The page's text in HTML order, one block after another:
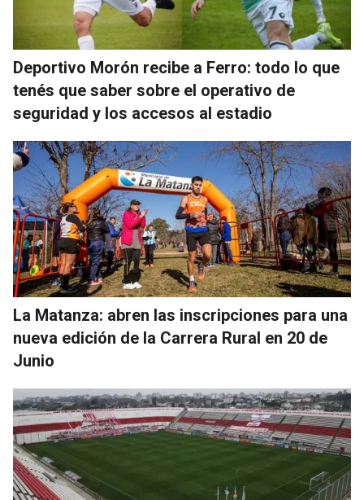
Deportivo Morón recibe a Ferro: todo lo que
tenés que saber sobre el operativo de
seguridad y los accesos al estadio
La Matanza: abren las inscripciones para una
nueva edición de la Carrera Rural en 20 de
Junio